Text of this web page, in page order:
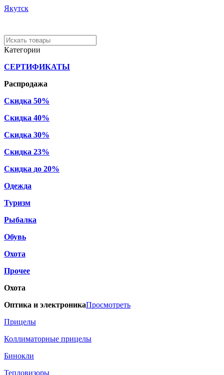
Якутск
Категории
СЕРТИФИКАТЫ
Распродажа
Скидка 50%
Скидка 40%
Скидка 30%
Скидка 23%
Скидка до 20%
Одежда
Туризм
Рыбалка
Обувь
Охота
Прочее
Охота
Оптика и электроникаПросмотреть
Прицелы
Коллиматорные прицелы
Бинокли
Тепловизоры